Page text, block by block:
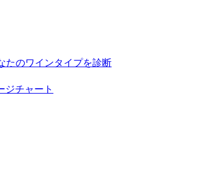
たのワインタイプを診断
ジチャート